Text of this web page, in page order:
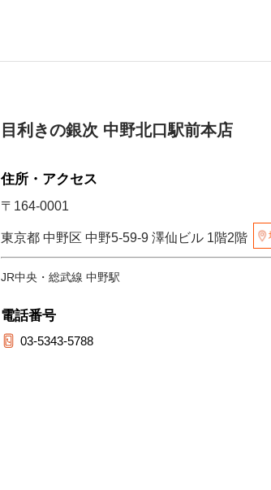
目利きの銀次 中野北口駅前本店
住所・アクセス
〒164-0001
東京都 中野区 中野5-59-9 澤仙ビル 1階2階
JR中央・総武線 中野駅
電話番号
03-5343-5788